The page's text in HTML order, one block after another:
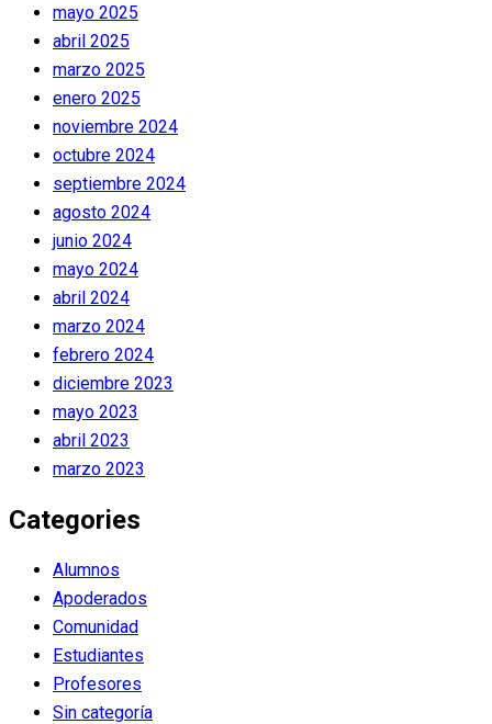
mayo 2025
abril 2025
marzo 2025
enero 2025
noviembre 2024
octubre 2024
septiembre 2024
agosto 2024
junio 2024
mayo 2024
abril 2024
marzo 2024
febrero 2024
diciembre 2023
mayo 2023
abril 2023
marzo 2023
Categories
Alumnos
Apoderados
Comunidad
Estudiantes
Profesores
Sin categoría